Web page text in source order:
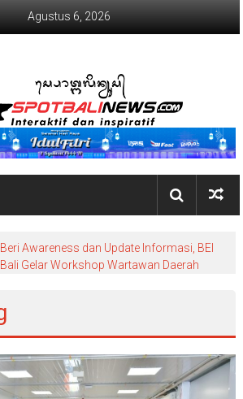
Agustus 6, 2026
Beri Awareness dan Update Informasi, BEI
Bali Gelar Workshop Wartawan Daerah